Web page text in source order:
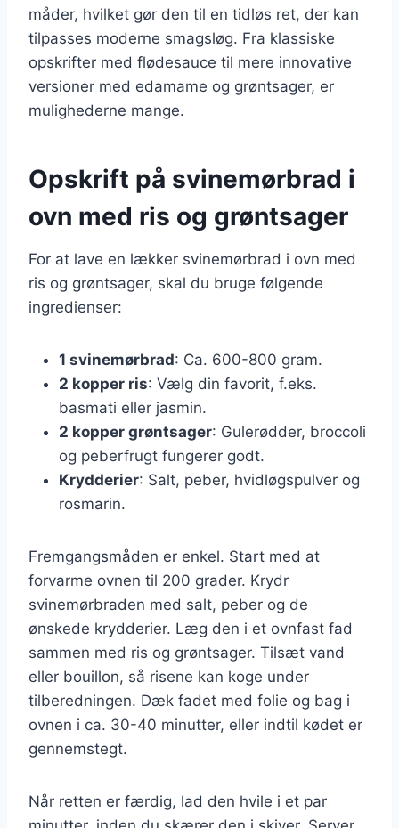
måder, hvilket gør den til en tidløs ret, der kan
tilpasses moderne smagsløg. Fra klassiske
opskrifter med flødesauce til mere innovative
versioner med edamame og grøntsager, er
mulighederne mange.
Opskrift på svinemørbrad i
ovn med ris og grøntsager
For at lave en lækker svinemørbrad i ovn med
ris og grøntsager, skal du bruge følgende
ingredienser:
1 svinemørbrad: Ca. 600-800 gram.
2 kopper ris: Vælg din favorit, f.eks.
basmati eller jasmin.
2 kopper grøntsager: Gulerødder, broccoli
og peberfrugt fungerer godt.
Krydderier: Salt, peber, hvidløgspulver og
rosmarin.
Fremgangsmåden er enkel. Start med at
forvarme ovnen til 200 grader. Krydr
svinemørbraden med salt, peber og de
ønskede krydderier. Læg den i et ovnfast fad
sammen med ris og grøntsager. Tilsæt vand
eller bouillon, så risene kan koge under
tilberedningen. Dæk fadet med folie og bag i
ovnen i ca. 30-40 minutter, eller indtil kødet er
gennemstegt.
Når retten er færdig, lad den hvile i et par